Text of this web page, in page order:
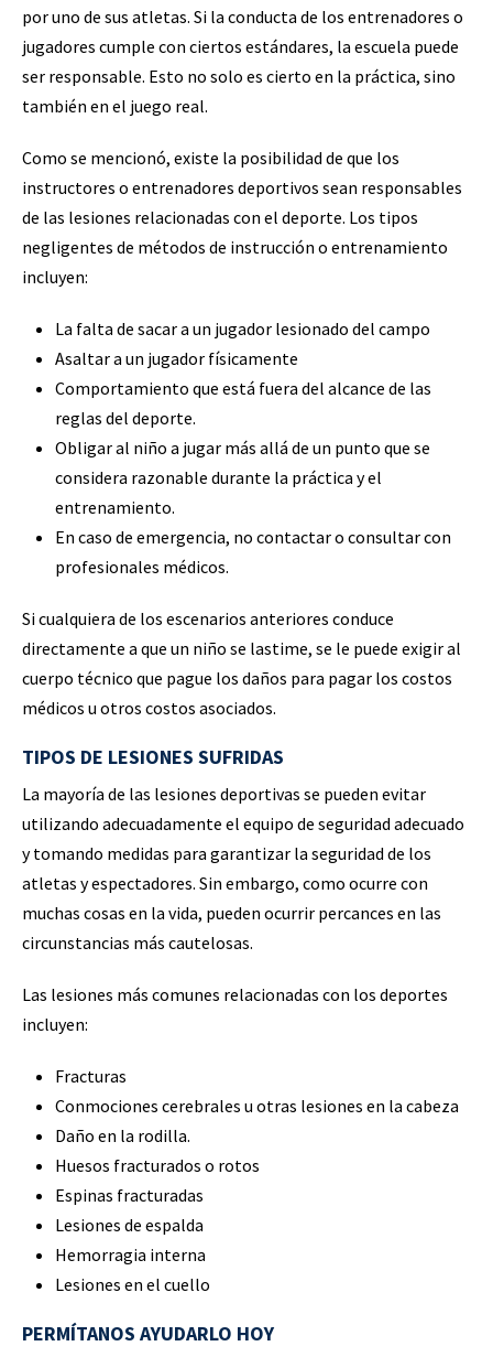
por uno de sus atletas. Si la conducta de los entrenadores o
jugadores cumple con ciertos estándares, la escuela puede
ser responsable. Esto no solo es cierto en la práctica, sino
también en el juego real.
Como se mencionó, existe la posibilidad de que los
instructores o entrenadores deportivos sean responsables
de las lesiones relacionadas con el deporte. Los tipos
negligentes de métodos de instrucción o entrenamiento
incluyen:
La falta de sacar a un jugador lesionado del campo
Asaltar a un jugador físicamente
Comportamiento que está fuera del alcance de las
reglas del deporte.
Obligar al niño a jugar más allá de un punto que se
considera razonable durante la práctica y el
entrenamiento.
En caso de emergencia, no contactar o consultar con
profesionales médicos.
Si cualquiera de los escenarios anteriores conduce
directamente a que un niño se lastime, se le puede exigir al
cuerpo técnico que pague los daños para pagar los costos
médicos u otros costos asociados.
TIPOS DE LESIONES SUFRIDAS
La mayoría de las lesiones deportivas se pueden evitar
utilizando adecuadamente el equipo de seguridad adecuado
y tomando medidas para garantizar la seguridad de los
atletas y espectadores. Sin embargo, como ocurre con
muchas cosas en la vida, pueden ocurrir percances en las
circunstancias más cautelosas.
Las lesiones más comunes relacionadas con los deportes
incluyen:
Fracturas
Conmociones cerebrales u otras lesiones en la cabeza
Daño en la rodilla.
Huesos fracturados o rotos
Espinas fracturadas
Lesiones de espalda
Hemorragia interna
Lesiones en el cuello
PERMÍTANOS AYUDARLO HOY